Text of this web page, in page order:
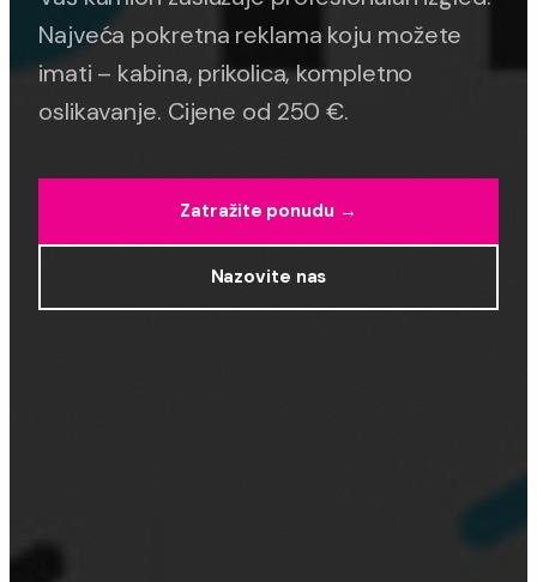
Najveća pokretna reklama koju možete
imati – kabina, prikolica, kompletno
oslikavanje. Cijene od 250 €.
Zatražite ponudu →
Nazovite nas